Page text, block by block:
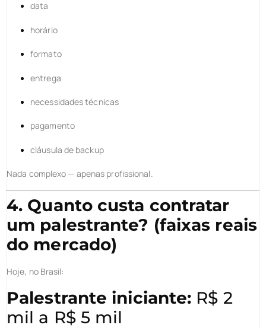
data
horário
formato
entrega
necessidades técnicas
pagamento
cláusula de backup
Nada complexo — apenas profissional.
4. Quanto custa contratar
um palestrante? (faixas reais
do mercado)
Hoje, no Brasil:
Palestrante iniciante: R$ 2
mil a R$ 5 mil